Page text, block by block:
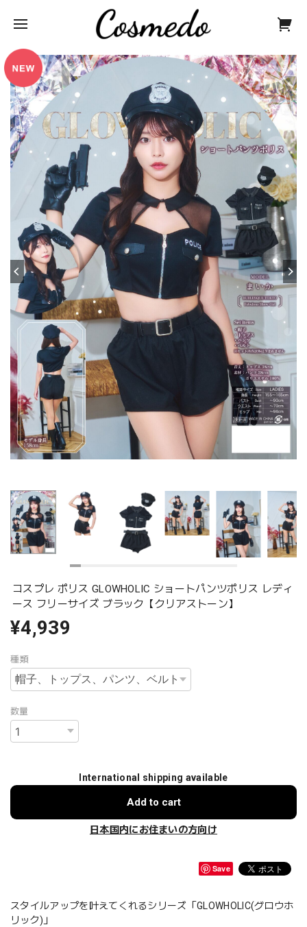
コスプレ ポリス GLOWHOLIC ショートパンツポリス レディ
ース フリーサイズ ブラック【クリアストーン】
¥4,939
種類
数量
International shipping available
Add to cart
日本国内にお住まいの方向け
Save
スタイルアップを叶えてくれるシリーズ「GLOWHOLIC(グロウホ
リック)」